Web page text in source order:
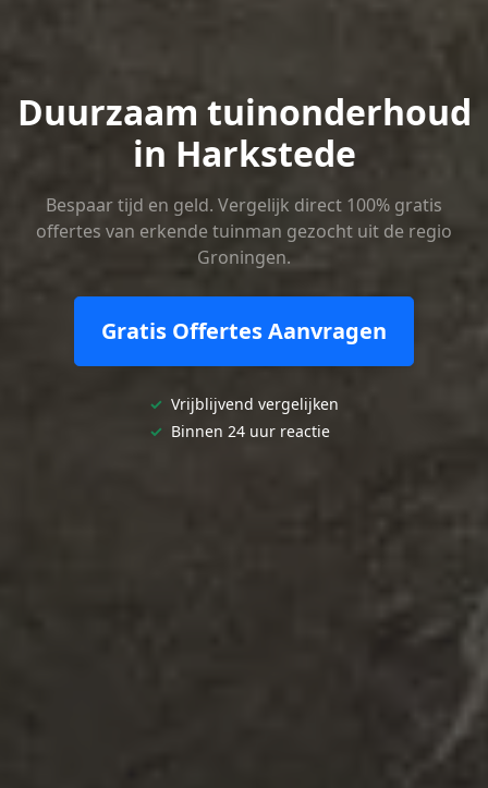
Duurzaam tuinonderhoud
in Harkstede
Bespaar tijd en geld. Vergelijk direct 100% gratis
offertes van erkende tuinman gezocht uit de regio
Groningen.
Gratis Offertes Aanvragen
✓ Vrijblijvend vergelijken
✓ Binnen 24 uur reactie